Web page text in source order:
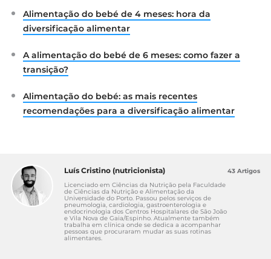
Hepatology, and Nutrition (ESPGHAN)
Committee on Nutrition. Disponível em:
2. Prell, C. et al. (2016). Breastfeeding and
Complementary Feeding: Recommendations on
https://www.ncbi.nlm.nih.gov/pmc/articles/PMC4
941615/
4. Burges, A.J. et al. (2018). Age at introduction to
complementary solid food and food allergy and
sensitization: A systematic review and
metaanalysis. Disponível em:
https://www.ncbi.nlm.nih.gov/pubmed/30861244
5. Schwartz, C. et al. (2011). Development of
Alimentação do bebé de 4 meses: hora da
diversificação alimentar
A alimentação do bebé de 6 meses: como fazer a
transição?
Alimentação do bebé: as mais recentes
recomendações para a diversificação alimentar
Luís Cristino (nutricionista)
Licenciado em Ciências da Nutrição pela Faculdade
de Ciências da Nutrição e Alimentação da
Universidade do Porto. Passou pelos serviços de
pneumologia, cardiologia, gastroenterologia e
endocrinologia dos Centros Hospitalares de São João
e Vila Nova de Gaia/Espinho. Atualmente também
trabalha em clínica onde se dedica a acompanhar
pessoas que procuraram mudar as suas rotinas
alimentares.
43 Artigos